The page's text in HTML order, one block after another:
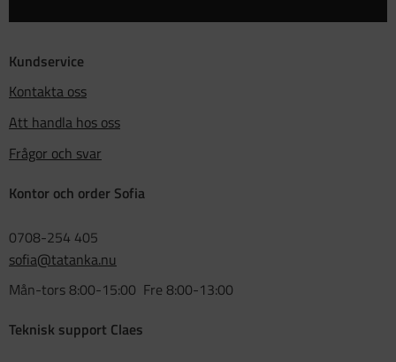
Kundservice
Kontakta oss
Att handla hos oss
Frågor och svar
Kontor och order Sofia
0708-254 405
sofia@tatanka.nu
Mån-tors 8:00-15:00 Fre 8:00-13:00
Teknisk support Claes